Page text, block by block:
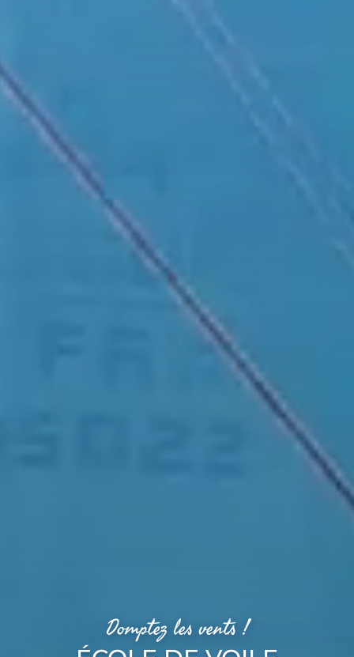
Domptez les vents !